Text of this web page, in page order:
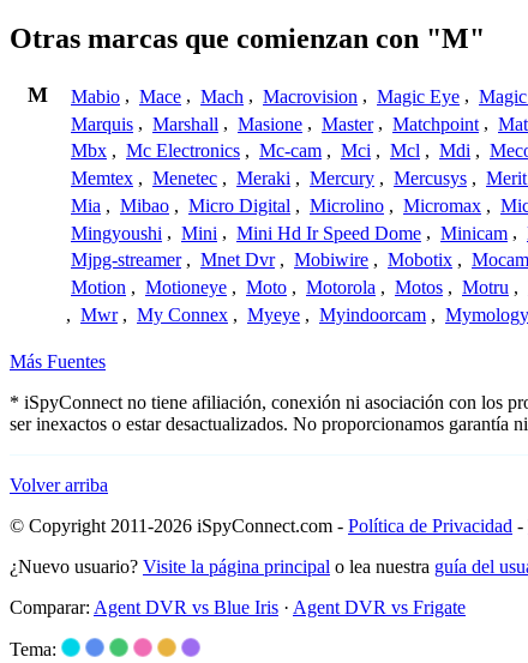
Otras marcas que comienzan con "M"
M Mabio , Mace , Mach , Macrovision , Magic Eye ,
Marquis , Marshall , Masione , Master , Matchpoint ,
Mbx , Mc Electronics , Mc-cam , Mci , Mcl , Mdi ,
Memtex , Menetec , Meraki , Mercury , Mercusys ,
Mia , Mibao , Micro Digital , Microlino , Micromax ,
Mingyoushi , Mini , Mini Hd Ir Speed Dome , Minicam ,
Mjpg-streamer , Mnet Dvr , Mobiwire , Mobotix , Mocam
Motion , Motioneye , Moto , Motorola , Motos , Motru ,
, Mwr , My Connex , Myeye , Myindoorcam , Mymology
Más Fuentes
* iSpyConnect no tiene afiliación, conexión ni asociación con los
ser inexactos o estar desactualizados. No proporcionamos garantía
Volver arriba
© Copyright 2011-2026 iSpyConnect.com - Política de Privacidad -
¿Nuevo usuario? Visite la página principal o lea nuestra guía del
Comparar: Agent DVR vs Blue Iris · Agent DVR vs Frigate
Tema: